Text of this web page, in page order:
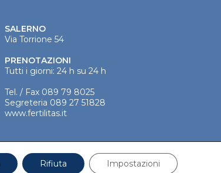
SALERNO
Via Torrione 54
PRENOTAZIONI
Tutti i giorni: 24 h su 24 h
Tel. / Fax 089 79 8025
Segreteria 089 27 51828
www.fertilitas.it
P.Iva: 04745870636 | Privacy|Cookies
Rifiuta Impostazioni